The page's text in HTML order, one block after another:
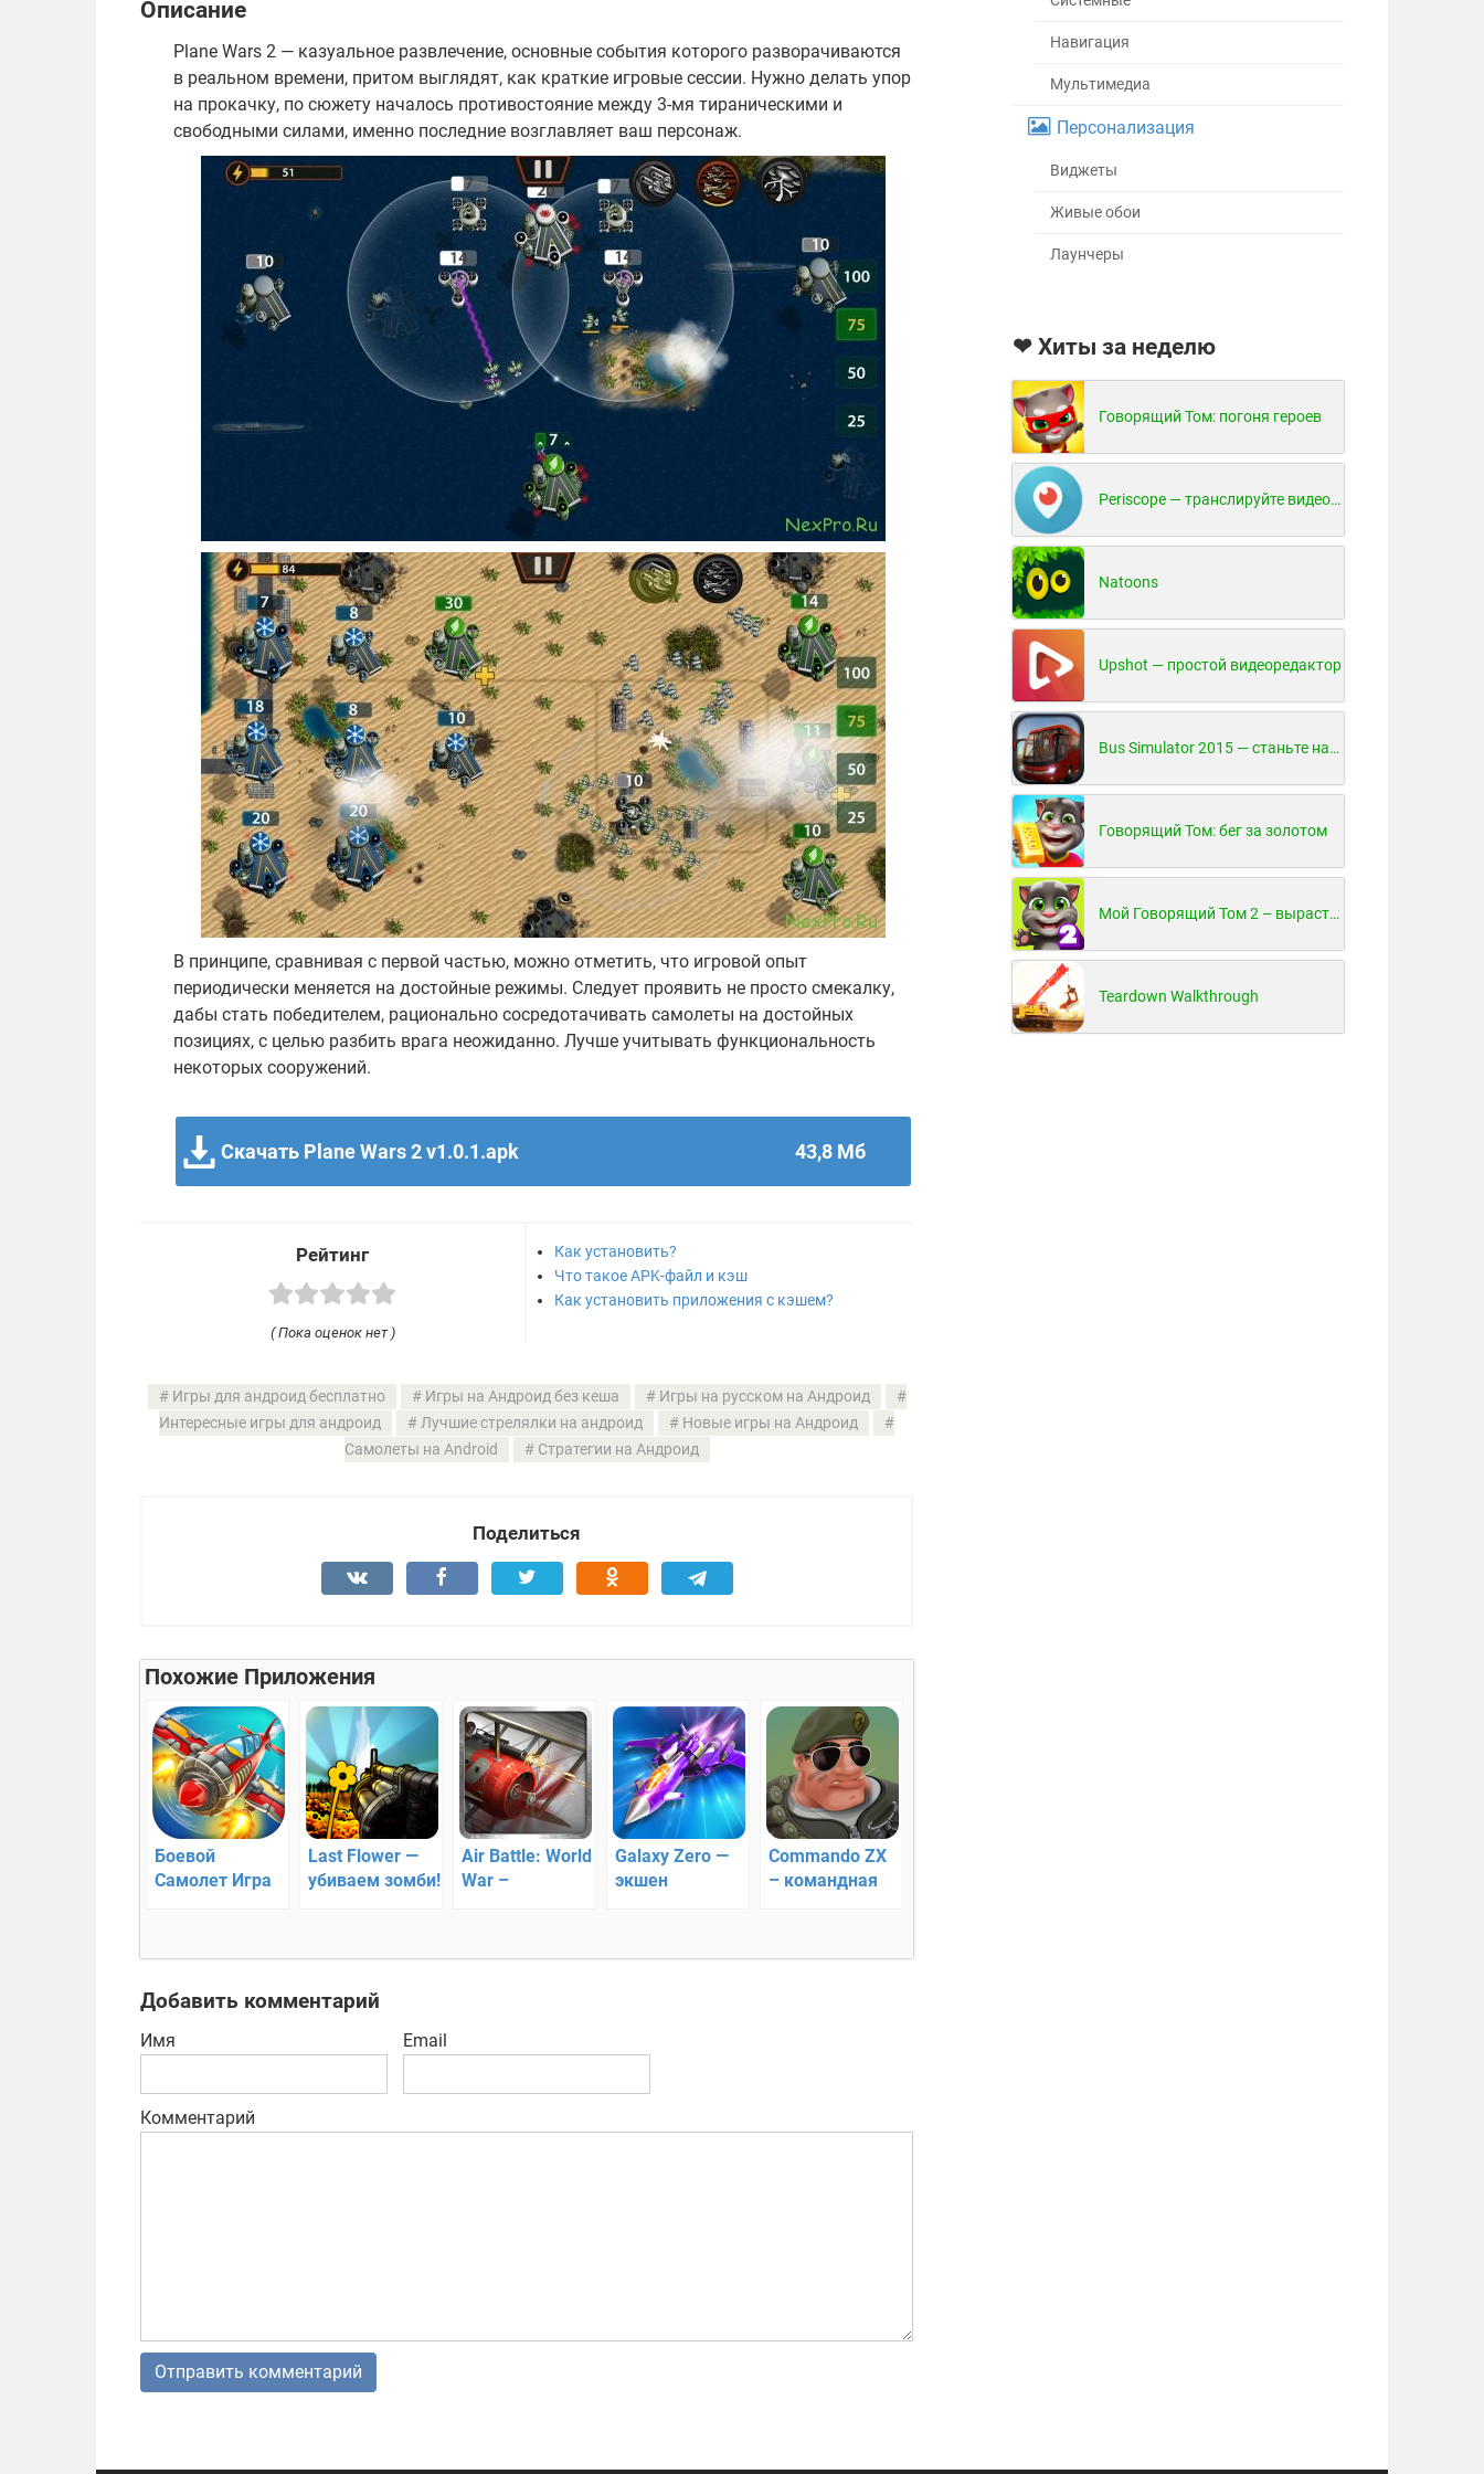
Описание
Plane Wars 2 — казуальное развлечение, основные события которого разворачиваются
в реальном времени, притом выглядят, как краткие игровые сессии. Нужно делать упор
на прокачку, по сюжету началось противостояние между 3-мя тираническими и
свободными силами, именно последние возглавляет ваш персонаж.
В принципе, сравнивая с первой частью, можно отметить, что игровой опыт
периодически меняется на достойные режимы. Следует проявить не просто смекалку,
дабы стать победителем, рационально сосредотачивать самолеты на достойных
позициях, с целью разбить врага неожиданно. Лучше учитывать функциональность
некоторых сооружений.
Скачать Plane Wars 2 v1.0.1.apk 43,8 Мб
Рейтинг
( Пока оценок нет )
Как установить?
Что такое APK-файл и кэш
Как установить приложения с кэшем?
Игры для андроид бесплатно Игры на Андроид без кеша
Игры на русском на Андроид
Интересные игры для андроид
Лучшие стрелялки на андроид
Новые игры на Андроид
Самолеты на Android
Стратегии на Андроид
Поделиться
Похожие Приложения
Боевой
Самолет Игра
гоблинами
Last Flower —
убиваем зомби!
Air Battle: World
War –
Galaxy Zero —
экшен
Commando ZX
– командная
Добавить комментарий
Имя Email
Комментарий
Навигация
Мультимедиа
Персонализация
Виджеты
Живые обои
Лаунчеры
❤ Хиты за неделю
Говорящий Том: погоня героев
Periscope — транслируйте видео в реальном времени!
Natoons
Upshot — простой видеоредактор
Bus Simulator 2015 — станьте настоящим водителем автобуса!
Говорящий Том: бег за золотом
Мой Говорящий Том 2 – вырасти и воспитай своего котенка
Teardown Walkthrough